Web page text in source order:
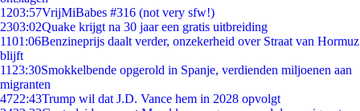
1203:57VrijMiBabes #316 (not very sfw!)
2303:02Quake krijgt na 30 jaar een gratis uitbreiding
1101:06Benzineprijs daalt verder, onzekerheid over Straat van Hormuz
blijft
11 23:30Smokkelbende opgerold in Spanje, verdienden miljoenen aan
migranten
4722:43Trump wil dat J.D. Vance hem in 2028 opvolgt